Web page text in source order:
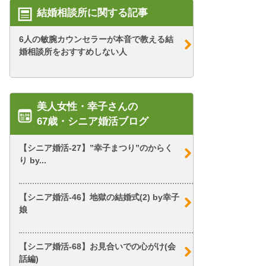
結婚相談所に関する記事
6人の敏腕カウンセラーが本音で教える結
婚相談所をおすすめしない人
美人女性・幸子さんの
67歳・シニア婚活ブログ
【シニア婚活-27】”幸子まつり”のからく
り by...
【シニア婚活-46】地獄の結婚式(2) by幸子
娘
【シニア婚活-68】お見合いでの心がけ(会
話編)